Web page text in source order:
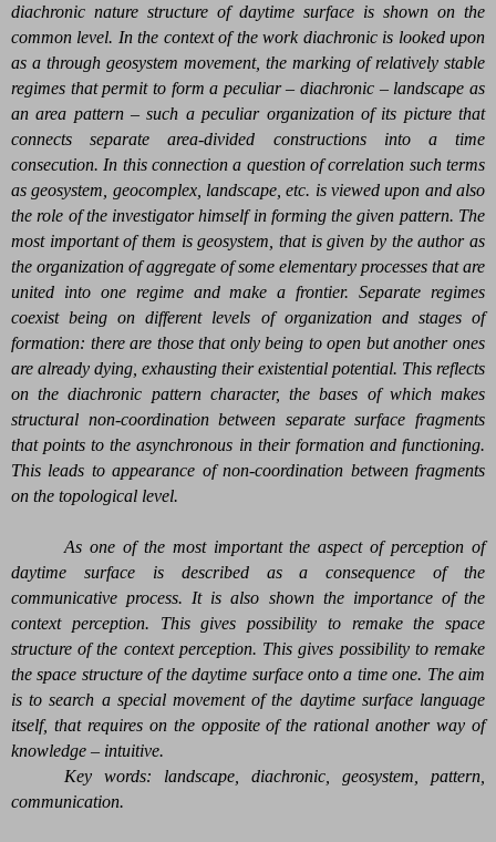
diachronic nature structure of daytime surface is shown on the
common level. In the context of the work diachronic is looked upon
as a through geosystem movement, the marking of relatively stable
regimes that permit to form a peculiar – diachronic – landscape as
an area pattern – such a peculiar organization of its picture that
connects separate area-divided constructions into a time
consecution. In this connection a question of correlation such terms
as geosystem, geocomplex, landscape, etc. is viewed upon and also
the role of the investigator himself in forming the given pattern. The
most important of them is geosystem, that is given by the author as
the organization of aggregate of some elementary processes that are
united into one regime and make a frontier. Separate regimes
coexist being on different levels of organization and stages of
formation: there are those that only being to open but another ones
are already dying, exhausting their existential potential. This reflects
on the diachronic pattern character, the bases of which makes
structural non-coordination between separate surface fragments
that points to the asynchronous in their formation and functioning.
This leads to appearance of non-coordination between fragments
on the topological level.
As one of the most important the aspect of perception of
daytime surface is described as a consequence of the
communicative process. It is also shown the importance of the
context perception. This gives possibility to remake the space
structure of the context perception. This gives possibility to remake
the space structure of the daytime surface onto a time one. The aim
is to search a special movement of the daytime surface language
itself, that requires on the opposite of the rational another way of
knowledge – intuitive.
Key words: landscape, diachronic, geosystem, pattern,
communication.